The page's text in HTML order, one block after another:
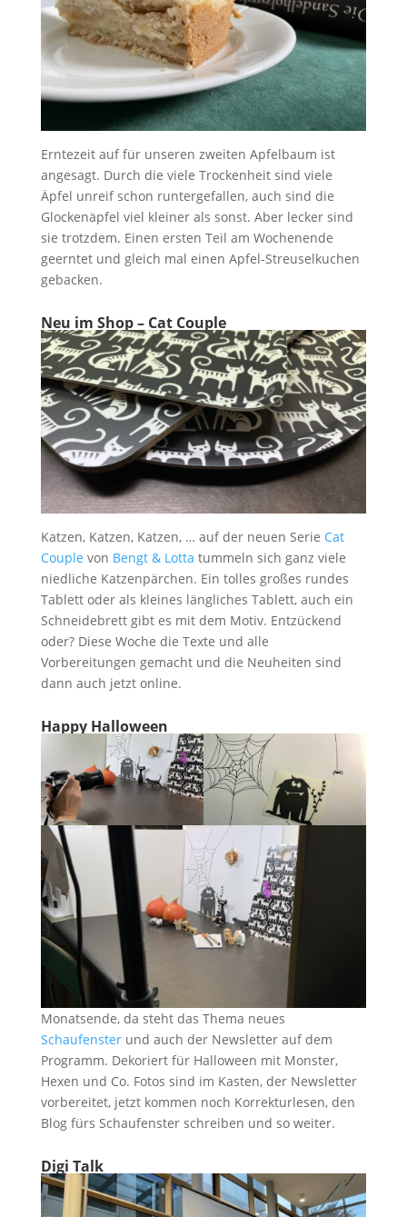
Erntezeit auf für unseren zweiten Apfelbaum ist
angesagt. Durch die viele Trockenheit sind viele
Äpfel unreif schon runtergefallen, auch sind die
Glockenäpfel viel kleiner als sonst. Aber lecker sind
sie trotzdem. Einen ersten Teil am Wochenende
geerntet und gleich mal einen Apfel-Streuselkuchen
gebacken.
Neu im Shop – Cat Couple
Katzen, Katzen, Katzen, … auf der neuen Serie Cat
Couple von Bengt & Lotta tummeln sich ganz viele
niedliche Katzenpärchen. Ein tolles großes rundes
Tablett oder als kleines längliches Tablett, auch ein
Schneidebrett gibt es mit dem Motiv. Entzückend
oder? Diese Woche die Texte und alle
Vorbereitungen gemacht und die Neuheiten sind
dann auch jetzt online.
Happy Halloween
Monatsende, da steht das Thema neues
Schaufensterund auch der Newsletter auf dem
Programm. Dekoriert für Halloween mit Monster,
Hexen und Co. Fotos sind im Kasten, der Newsletter
vorbereitet, jetzt kommen noch Korrekturlesen, den
Blog fürs Schaufenster schreiben und so weiter.
Digi Talk